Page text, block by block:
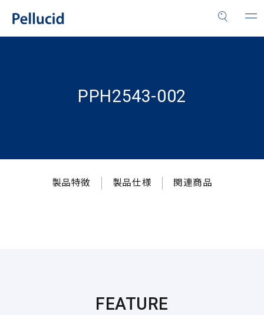
PPH2543-002
製品特徴 製品仕様 関連商品
FEATURE